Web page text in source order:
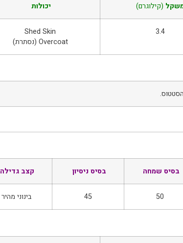
(קילוגרם) יכולות
3.4
Shed Skin
Overcoat (נסתרת)
בסיס שמחה בסיס ניסיון קצב גדילה
50
45 בינוני מהיר